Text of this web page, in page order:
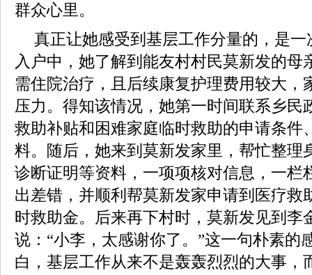
群众心里。
真正让她感受到基层工作分量的，是
入户中，她了解到能友村村民莫新发的母
需住院治疗，且后续康复护理费用较大，
压力。得知该情况，她第一时间联系乡民
救助补贴和困难家庭临时救助的申请条件
料。随后，她来到莫新发家里，帮忙整理
诊断证明等资料，一项项核对信息，一栏
出差错，并顺利帮莫新发家申请到医疗救
时救助金。后来再下村时，莫新发见到李
说：“小李，太感谢你了。”这一句朴素的
白，基层工作从来不是轰轰烈烈的大事，